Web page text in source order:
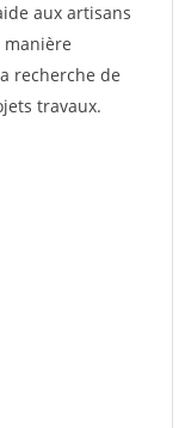
aux artisans
recherche de
travaux.